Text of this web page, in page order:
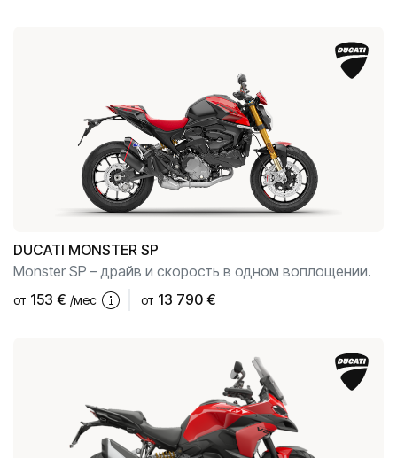
DUCATI MONSTER SP
Monster SP – драйв и скорость в одном воплощении.
от 153 € /мес от 13 790 €